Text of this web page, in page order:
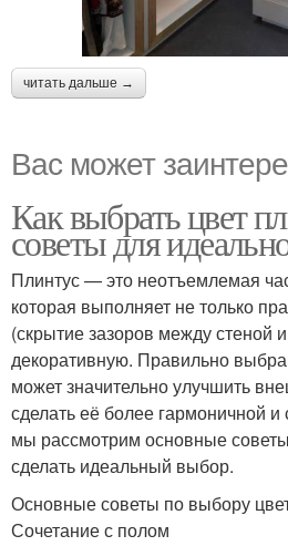
читать дальше →
Вас может
Как выбрать цвет
советы для
Плинтус — это неотъемлемая
которая выполняет не только
(скрытие зазоров между стеной
декоративную. Правильно
может значительно улучшить
сделать её более гармоничной и
мы рассмотрим основные
сделать идеальный выбор.
Основные советы по выбору
Сочетание с полом